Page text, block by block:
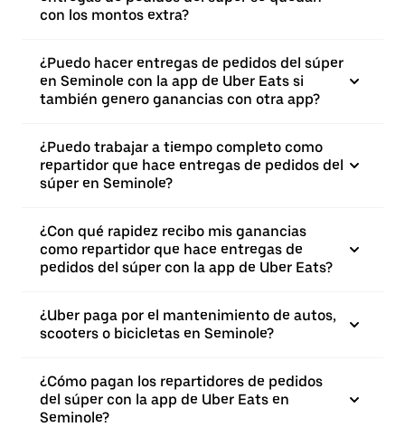
con los montos extra?
¿Puedo hacer entregas de pedidos del súper
en Seminole con la app de Uber Eats si
también genero ganancias con otra app?
¿Puedo trabajar a tiempo completo como
repartidor que hace entregas de pedidos del
súper en Seminole?
¿Con qué rapidez recibo mis ganancias
como repartidor que hace entregas de
pedidos del súper con la app de Uber Eats?
¿Uber paga por el mantenimiento de autos,
scooters o bicicletas en Seminole?
¿Cómo pagan los repartidores de pedidos
del súper con la app de Uber Eats en
Seminole?